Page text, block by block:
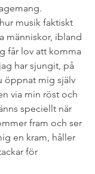
musik faktiskt
människor, ibland
får lov att komma
har sjungit, på
öppnat mig själv
via min röst och
speciellt när
fram och ser
en kram, håller
för